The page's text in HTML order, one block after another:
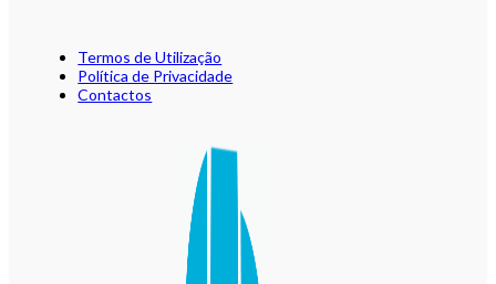
Termos de Utilização
Política de Privacidade
Contactos